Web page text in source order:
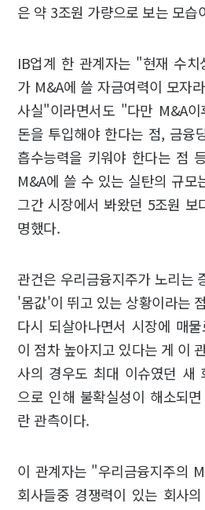
은 약 3조원 가량으로 보는 모습
IB업계 한 관계자는 "현재 수치
가 M&A에 쓸 자금여력이 모자
사실"이라면서도 "다만 M&A
돈을 투입해야 한다는 점, 금융
흡수능력을 키워야 한다는 점
M&A에 쓸 수 있는 실탄의 규모
그간 시장에서 봐왔던 5조원
명했다.
관건은 우리금융지주가 노리는
'몸값'이 뛰고 있는 상황이라는
다시 되살아나면서 시장에 매
이 점차 높아지고 있다는 게 이
사의 경우도 최대 이슈였던 새
으로 인해 불확실성이 해소되
란 관측이다.
이 관계자는 "우리금융지주의
회사들중 경쟁력이 있는 회사